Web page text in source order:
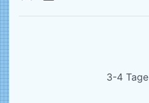
3-4 Tage